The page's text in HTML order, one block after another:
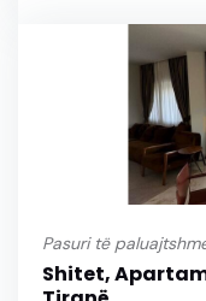
Pasuri të
Shitet,